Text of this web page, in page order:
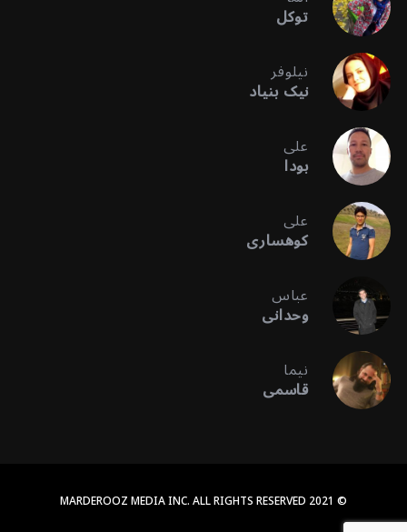
توکل
نیلوفر
نیک بنیاد
علی
بودا
علی
کوهساری
عباس
وحدانی
نیما
قاسمی
© 2021 MARDEROOZ MEDIA INC. ALL RIGHTS RESERVED